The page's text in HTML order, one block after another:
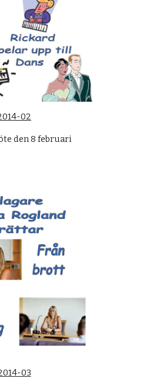
02
den 8 februari
03